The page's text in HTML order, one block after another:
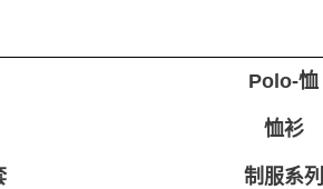
Polo-恤
恤衫
制服系列